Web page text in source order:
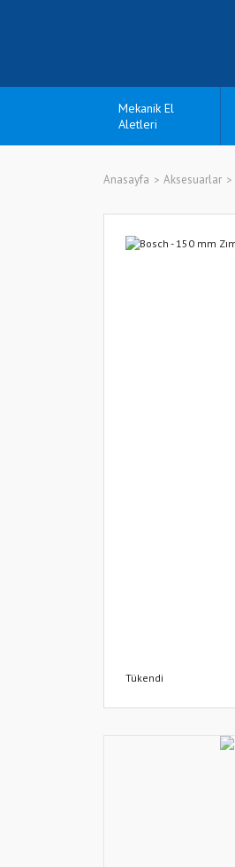
Mekanik El
Aletleri
Anasayfa Aksesuarlar
Tükendi